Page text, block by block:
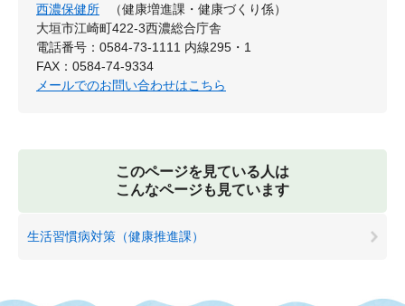
西濃保健所
（健康増進課・健康づくり係）
大垣市江崎町422-3西濃総合庁舎
電話番号：0584-73-1111 内線295・1
FAX：0584-74-9334
メールでのお問い合わせはこちら
このページを見ている人は
こんなページも見ています
生活習慣病対策（健康推進課）